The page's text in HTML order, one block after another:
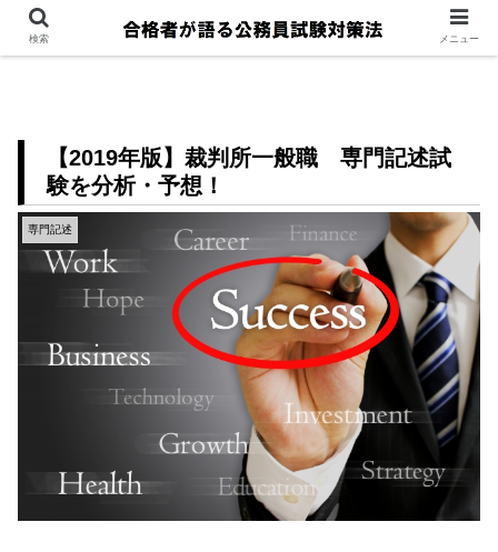
【2019年版】裁判所一般職 専門記述試
験を分析・予想！
専門記述
検索 メニュー